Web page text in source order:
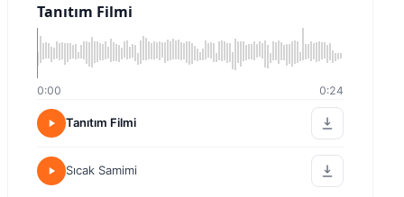
Tanıtım Filmi
0:00 0:24
Tanıtım Filmi
Sıcak Samimi